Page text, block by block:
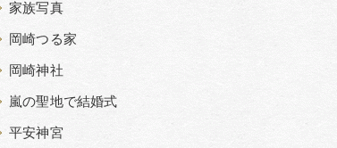
家族写真
岡崎つる家
岡崎神社
嵐の聖地で結婚式
平安神宮